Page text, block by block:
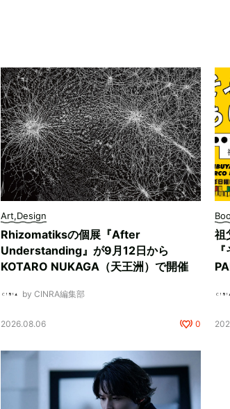
Art,Design
Rhizomatiksの個展『After
Understanding』が9月12日から
KOTARO NUKAGA（天王洲）で開催
by CINRA編集部
2026.08.06 0
祖